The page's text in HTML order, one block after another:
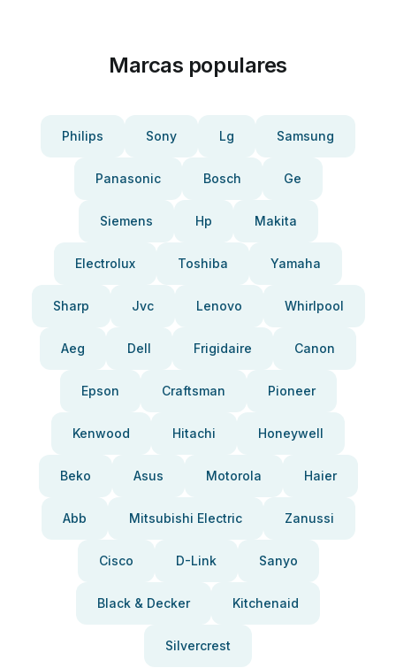
Marcas populares
Philips Sony Lg Samsung
Panasonic Bosch Ge
Siemens Hp Makita
Electrolux Toshiba Yamaha
Sharp Jvc Lenovo Whirlpool
Aeg Dell Frigidaire Canon
Epson Craftsman Pioneer
Kenwood Hitachi Honeywell
Beko Asus Motorola Haier
Abb Mitsubishi Electric Zanussi
Cisco D-Link Sanyo
Black & Decker Kitchenaid
Silvercrest